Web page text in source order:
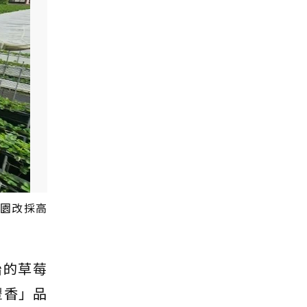
改採高
草莓
」品